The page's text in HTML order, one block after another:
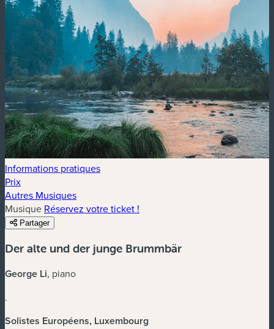
Informations pratiques
Prix
Autres Musiques
Musique Réservez votre ticket !
Partager
Der alte und der junge Brummbär
George Li, piano
.
Solistes Européens, Luxembourg